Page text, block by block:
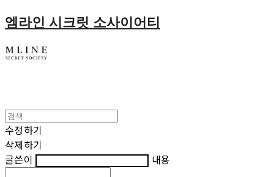
엠라인 시크릿 소사이어티
수정하기
삭제하기
글쓴이
내용